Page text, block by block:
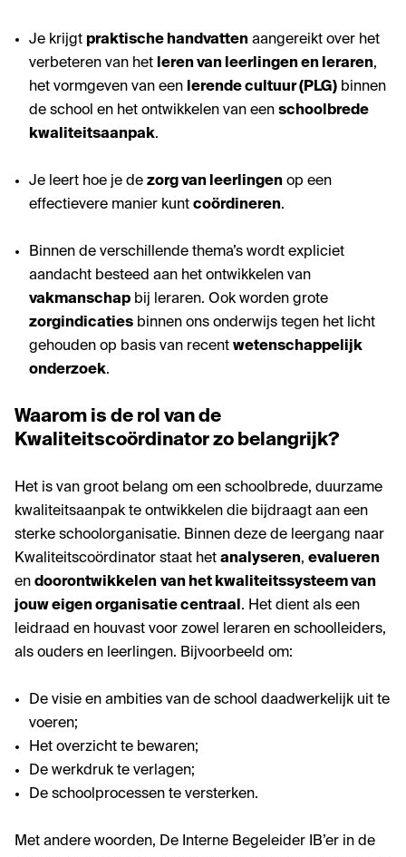
Je krijgt praktische handvatten aangereikt over het
verbeteren van het leren van leerlingen en leraren,
het vormgeven van een lerende cultuur (PLG) binnen
de school en het ontwikkelen van een schoolbrede
kwaliteitsaanpak.
Je leert hoe je de zorg van leerlingen op een
effectievere manier kunt coördineren.
Binnen de verschillende thema’s wordt expliciet
aandacht besteed aan het ontwikkelen van
vakmanschap bij leraren. Ook worden grote
zorgindicaties binnen ons onderwijs tegen het licht
gehouden op basis van recent wetenschappelijk
onderzoek.
Waarom is de rol van de
Kwaliteitscoördinator zo belangrijk?
Het is van groot belang om een schoolbrede, duurzame
kwaliteitsaanpak te ontwikkelen die bijdraagt aan een
sterke schoolorganisatie. Binnen deze de leergang naar
Kwaliteitscoördinator staat het analyseren, evalueren
en doorontwikkelen van het kwaliteitssysteem van
jouw eigen organisatie centraal . Het dient als een
leidraad en houvast voor zowel leraren en schoolleiders,
als ouders en leerlingen. Bijvoorbeeld om:
De visie en ambities van de school daadwerkelijk uit te
voeren;
Het overzicht te bewaren;
De werkdruk te verlagen;
De schoolprocessen te versterken.
Met andere woorden, De Interne Begeleider IB’er in de